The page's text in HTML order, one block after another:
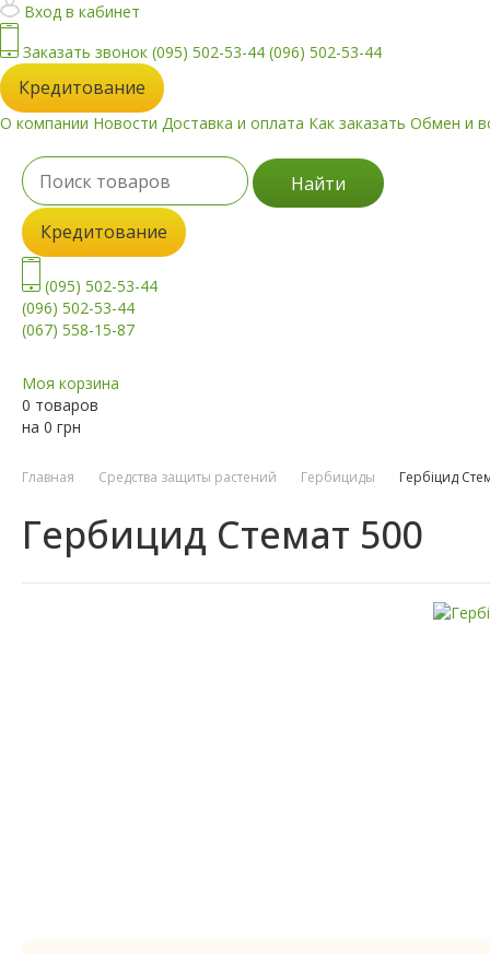
Вход в кабинет
Заказать звонок (095) 502-53-44 (096) 502-53-44
Кредитование
О компании Новости Доставка и оплата Как заказать Обмен и
Найти
Кредитование
(095) 502-53-44
(096) 502-53-44
(067) 558-15-87
Моя корзина
0 товаров
на 0 грн
Главная Средства защиты растений Гербициды Гербіцид
Гербицид Стемат 500